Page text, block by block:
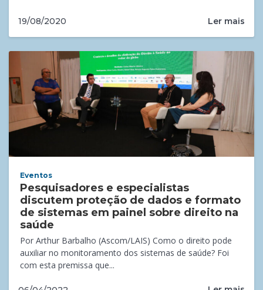
19/08/2020 Ler mais
Eventos
Pesquisadores e especialistas
discutem proteção de dados e formato
de sistemas em painel sobre direito na
saúde
Por Arthur Barbalho (Ascom/LAIS) Como o direito pode
auxiliar no monitoramento dos sistemas de saúde? Foi
com esta premissa que...